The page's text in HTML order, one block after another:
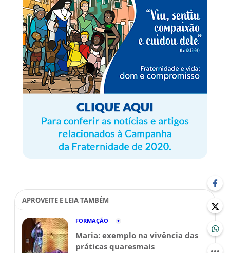
APROVEITE E LEIA TAMBÉM
FORMAÇÃO
Maria: exemplo na vivência das
práticas quaresmais